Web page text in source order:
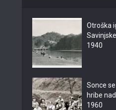
Otroška
1940
Sonce
hribe
1960